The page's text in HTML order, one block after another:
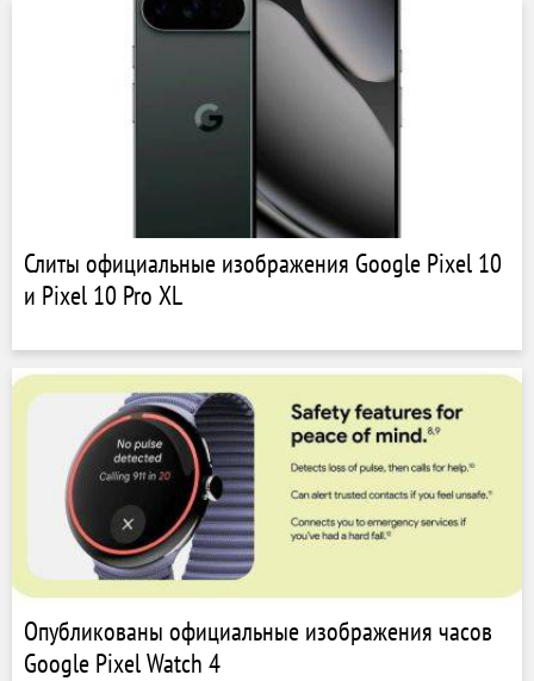
Слиты официальные изображения Google Pixel 10
и Pixel 10 Pro XL
Опубликованы официальные изображения часов
Google Pixel Watch 4